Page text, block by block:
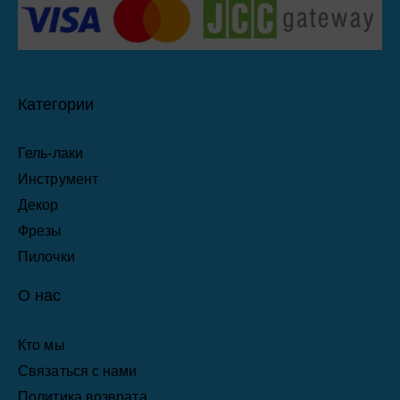
Категории
Гель-лаки
Инструмент
Декор
Фрезы
Пилочки
О нас
Кто мы
Связаться с нами
Политика возврата